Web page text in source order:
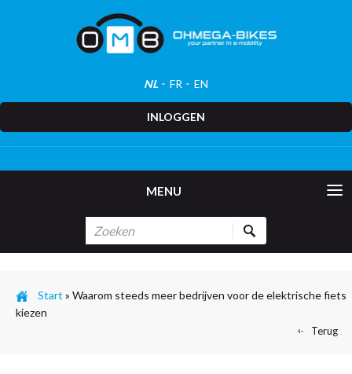
NL FR EN
INLOGGEN
MENU
Start » Waarom steeds meer bedrijven voor de elektrische fiets
kiezen